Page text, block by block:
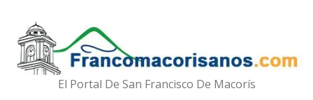
El Portal De San Francisco De Macorís